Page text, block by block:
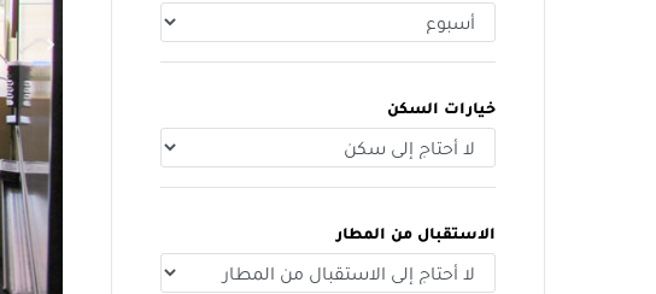
خيارات السكن
الاستقبال من المطار